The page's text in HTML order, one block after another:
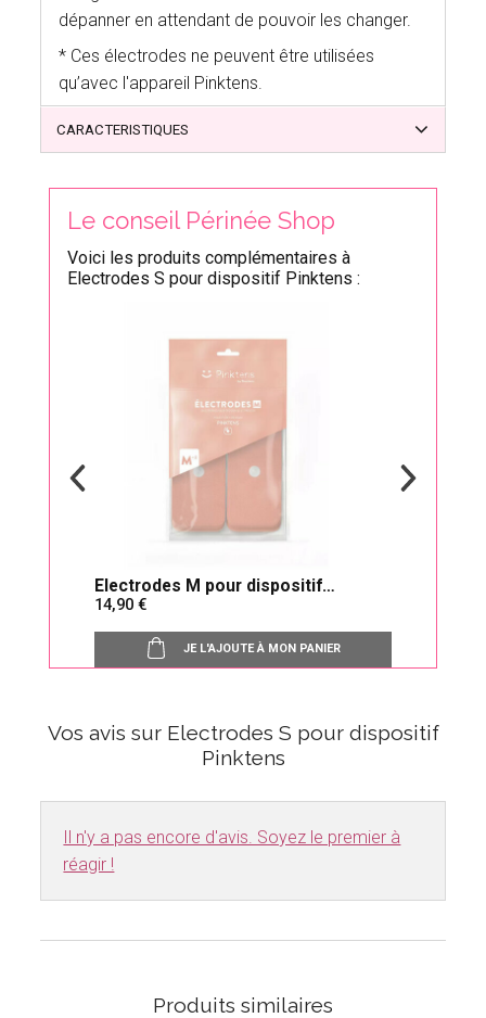
dépanner en attendant de pouvoir les changer.
* Ces électrodes ne peuvent être utilisées
qu’avec l'appareil Pinktens.
CARACTERISTIQUES
Le conseil Périnée Shop
Voici les produits complémentaires à
Electrodes S pour dispositif Pinktens :
Electrodes M pour dispositif
Pinktens
14,90
JE L'AJOUTE À MON PANIER
Vos avis sur Electrodes S pour dispositif
Pinktens
Il n'y a pas encore d'avis. Soyez le premier à
réagir !
Produits similaires